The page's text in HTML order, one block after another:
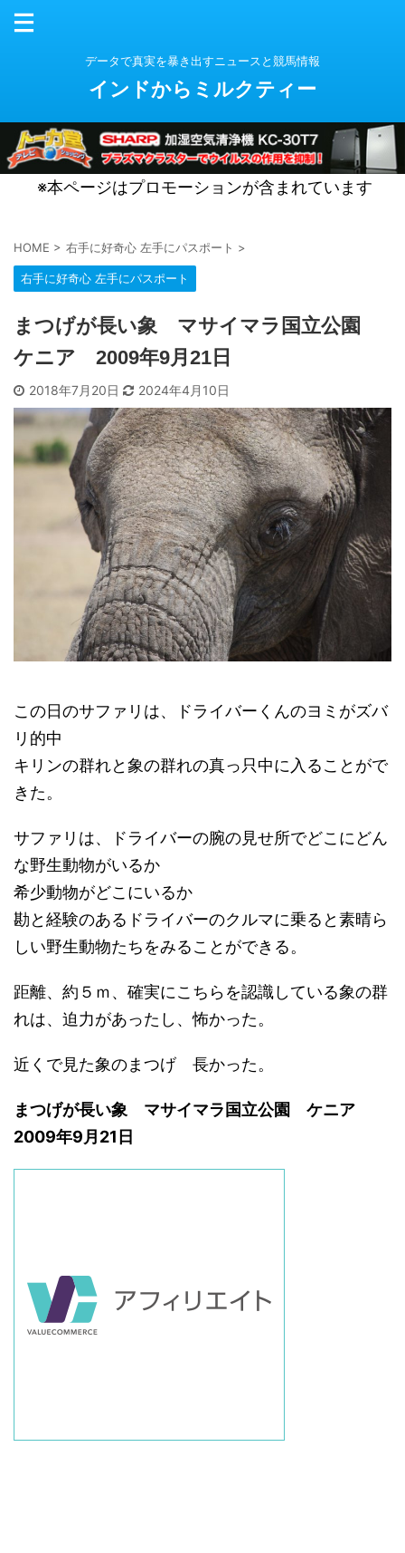
データで真実を暴き出すニュースと競馬情報
インドからミルクティー
※本ページはプロモーションが含まれています
HOME > 右手に好奇心 左手にパスポート >
右手に好奇心 左手にパスポート
まつげが長い象 マサイマラ国立公園
ケニア 2009年9月21日
2018年7月20日 2024年4月10日
この日のサファリは、ドライバーくんのヨミがズバ
リ的中
キリンの群れと象の群れの真っ只中に入ることがで
きた。
サファリは、ドライバーの腕の見せ所でどこにどん
な野生動物がいるか
希少動物がどこにいるか
勘と経験のあるドライバーのクルマに乗ると素晴ら
しい野生動物たちをみることができる。
距離、約５ｍ、確実にこちらを認識している象の群
れは、迫力があったし、怖かった。
近くで見た象のまつげ 長かった。
まつげが長い象 マサイマラ国立公園 ケニア
2009年9月21日